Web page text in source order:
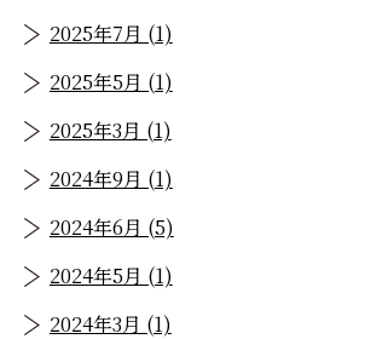
2025年7月 (1)
2025年5月 (1)
2025年3月 (1)
2024年9月 (1)
2024年6月 (5)
2024年5月 (1)
2024年3月 (1)